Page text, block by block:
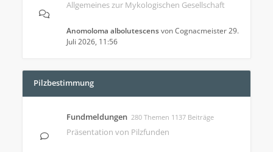
Allgemeines zur Mykologischen Gesellschaft
Anomoloma albolutescensvonCognacmeister29.
Juli 2026, 11:56
Pilzbestimmung
Fundmeldungen 280 Themen 1137 Beiträge
Präsentation von Pilzfunden